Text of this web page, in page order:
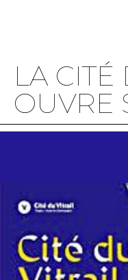
LA CITÉ
OUVRE